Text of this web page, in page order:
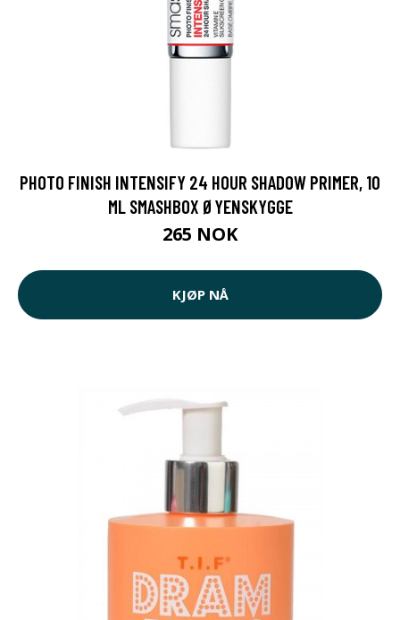
PHOTO FINISH INTENSIFY 24 HOUR SHADOW PRIMER, 10
ML SMASHBOX ØYENSKYGGE
265 NOK
KJØP NÅ